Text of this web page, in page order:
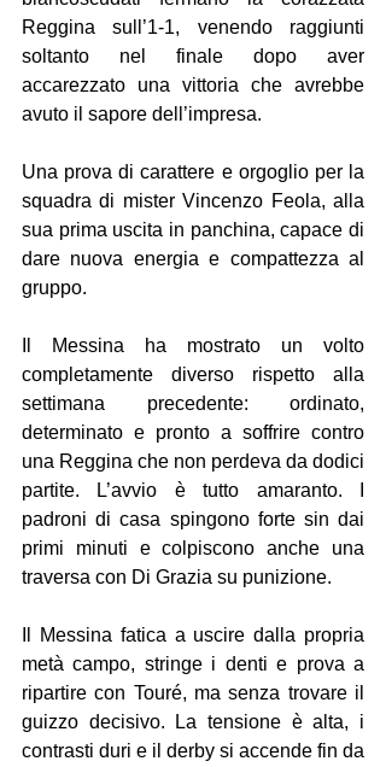
Reggina sull’1-1, venendo raggiunti
soltanto nel finale dopo aver
accarezzato una vittoria che avrebbe
avuto il sapore dell’impresa.
Una prova di carattere e orgoglio per la
squadra di mister Vincenzo Feola, alla
sua prima uscita in panchina, capace di
dare nuova energia e compattezza al
gruppo.
Il Messina ha mostrato un volto
completamente diverso rispetto alla
settimana precedente: ordinato,
determinato e pronto a soffrire contro
una Reggina che non perdeva da dodici
partite. L’avvio è tutto amaranto. I
padroni di casa spingono forte sin dai
primi minuti e colpiscono anche una
traversa con Di Grazia su punizione.
Il Messina fatica a uscire dalla propria
metà campo, stringe i denti e prova a
ripartire con Touré, ma senza trovare il
guizzo decisivo. La tensione è alta, i
contrasti duri e il derby si accende fin da